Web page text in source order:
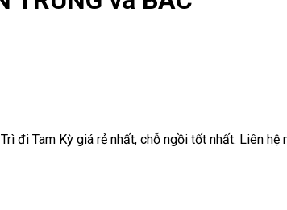
đi Tam Kỳ giá rẻ nhất, chỗ ngồi tốt nhất. Liên hệ